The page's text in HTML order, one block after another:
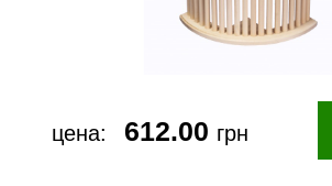
цена: 612.00 грн